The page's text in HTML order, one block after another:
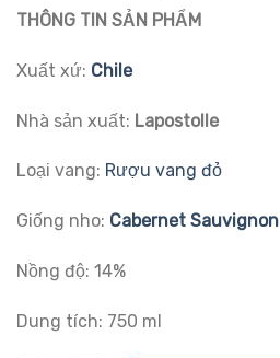
THÔNG TIN SẢN PHẨM
Xuất xứ: Chile
Nhà sản xuất: Lapostolle
Loại vang: Rượu vang đỏ
Giống nho: Cabernet Sauvignon
Nồng độ: 14%
Dung tích: 750 ml